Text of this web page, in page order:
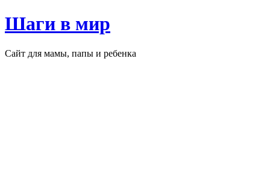
Перейти
к
Шаги в мир
Сайт для мамы, папы и ребенка